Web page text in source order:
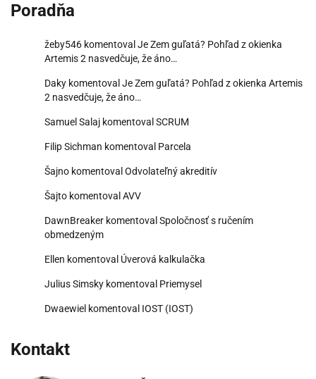
Poradňa
žeby546 komentoval Je Zem guľatá? Pohľad z okienka
Artemis 2 nasvedčuje, že áno…
Daky komentoval Je Zem guľatá? Pohľad z okienka Artemis
2 nasvedčuje, že áno…
Samuel Salaj komentoval SCRUM
Filip Sichman komentoval Parcela
Šajno komentoval Odvolateľný akreditív
Šajto komentoval AVV
DawnBreaker komentoval Spoločnosť s ručením
obmedzeným
Ellen komentoval Úverová kalkulačka
Julius Simsky komentoval Priemysel
Dwaewiel komentoval IOST (IOST)
Kontakt